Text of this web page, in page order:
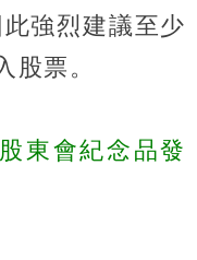
強烈建議至少
股票。
東會紀念品發